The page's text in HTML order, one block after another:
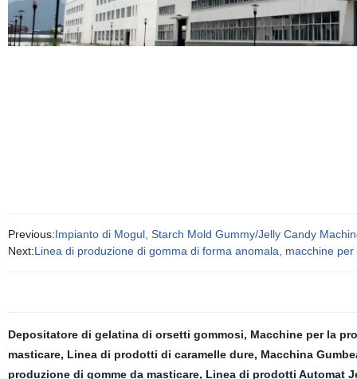
Previous:Impianto di Mogul, Starch Mold Gummy/Jelly Candy
Next:Linea di produzione di gomma di forma anomala, macchine
Depositatore di gelatina di orsetti gommosi, Macchine per la
masticare, Linea di prodotti di caramelle dure, Macchina
produzione di gomme da masticare, Linea di prodotti Automat